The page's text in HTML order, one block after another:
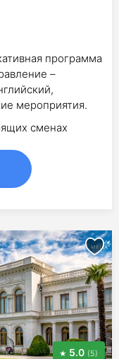
программа
–
мероприятия.
сменах
5.0 (5)